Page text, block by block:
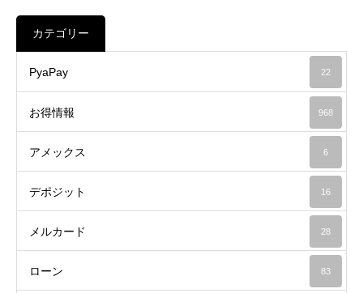
カテゴリー
PyaPay 22
お得情報 968
アメックス 6
デポジット 16
メルカード 28
ローン 83